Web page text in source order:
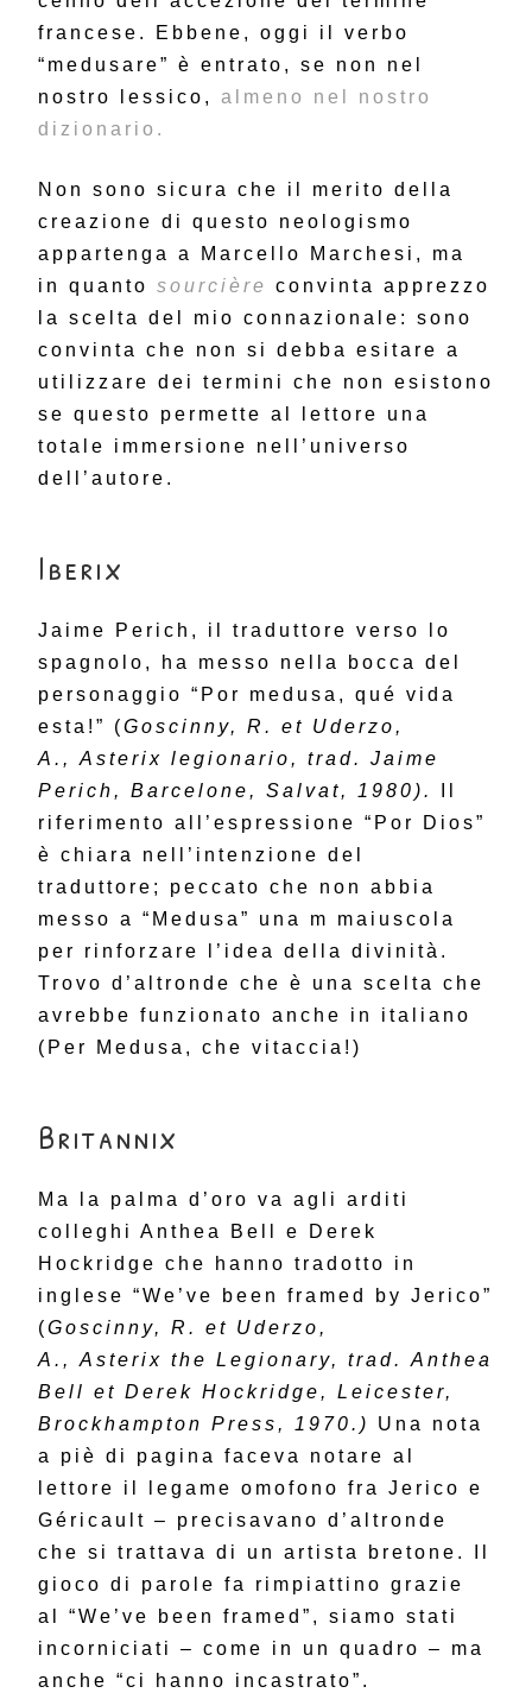
francese. Ebbene, oggi il verbo
“medusare” è entrato, se non nel
nostro lessico, almeno nel nostro
dizionario.
Non sono sicura che il merito della
creazione di questo neologismo
appartenga a Marcello Marchesi, ma
in quanto sourcière convinta apprezzo
la scelta del mio connazionale: sono
convinta che non si debba esitare a
utilizzare dei termini che non esistono
se questo permette al lettore una
totale immersione nell’universo
dell’autore.
Iberix
Jaime Perich, il traduttore verso lo
spagnolo, ha messo nella bocca del
personaggio “Por medusa, qué vida
esta!” (Goscinny, R. et Uderzo,
A., Asterix legionario, trad. Jaime
Perich, Barcelone, Salvat, 1980).
riferimento all’espressione “Por Dios”
è chiara nell’intenzione del
traduttore; peccato che non abbia
messo a “Medusa” una m maiuscola
per rinforzare l’idea della divinità.
Trovo d’altronde che è una scelta che
avrebbe funzionato anche in italiano
(Per Medusa, che vitaccia!)
Britannix
Ma la palma d’oro va agli arditi
colleghi Anthea Bell e Derek
Hockridge che hanno tradotto in
inglese “We’ve been framed by Jerico”
(Goscinny, R. et Uderzo,
A., Asterix the Legionary, trad. Anthea
Bell et Derek Hockridge, Leicester,
Brockhampton Press, 1970.)
Una nota
a piè di pagina faceva notare al
lettore il legame omofono fra Jerico e
Géricault – precisavano d’altronde
che si trattava di un artista bretone. Il
gioco di parole fa rimpiattino grazie
al “We’ve been framed”, siamo stati
incorniciati – come in un quadro – ma
anche “ci hanno incastrato”.